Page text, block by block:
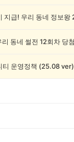
티 운영정책 (25.08 ver)